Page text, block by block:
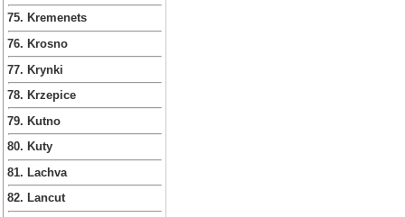
75. Kremenets
76. Krosno
77. Krynki
78. Krzepice
79. Kutno
80. Kuty
81. Lachva
82. Lancut